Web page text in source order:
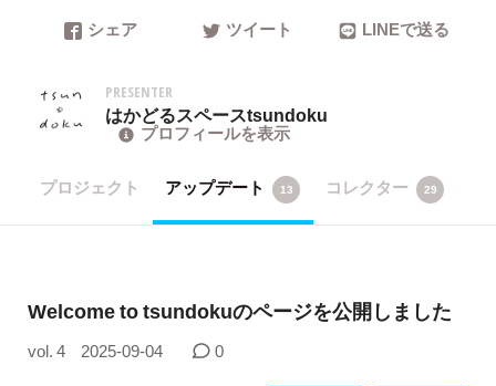
シェア ツイート LINEで送る
PRESENTER
はかどるスペースtsundoku
プロフィールを表示
プロジェクト アップデート 13 コレクター 29
Welcome to tsundokuのページを公開しました
vol. 4 2025-09-04 0